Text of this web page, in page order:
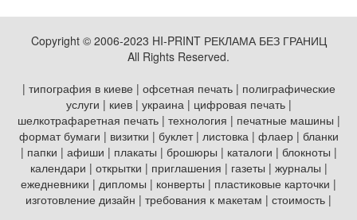
Copyright © 2006-2023 HI-PRINT РЕКЛАМА БЕЗ ГРАНИЦ
All Rights Reserved.
| типография в киеве | офсетная печать | полиграфические
услуги | киев | украина | цифровая печать |
шелкотрафаретная печать | технология | печатные машины |
формат бумаги | визитки | буклет | листовка | флаер | бланки
| папки | афиши | плакаты | брошюры | каталоги | блокноты |
календари | открытки | приглашения | газеты | журналы |
ежедневники | дипломы | конверты | пластиковые карточки |
изготовление дизайн | требования к макетам | стоимость |